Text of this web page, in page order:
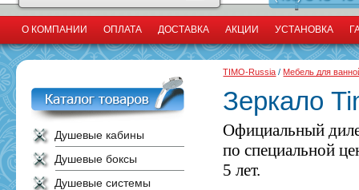
О КОМПАНИИ ОПЛАТА ДОСТАВКА АКЦИИ УСТАНОВКА
Душевые кабины
Душевые боксы
Душевые системы
TIMO-Russia / Мебель для
Зеркало
Официальный
по специальной
5 лет.